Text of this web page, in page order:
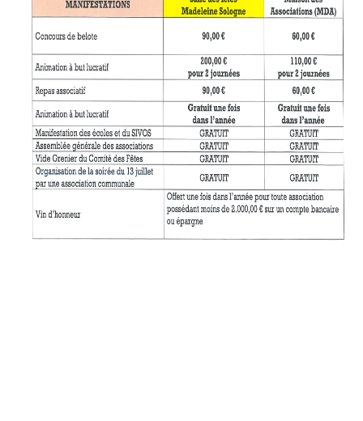
ENVIRONNEMENT & SANTÉ
MÉDIATHÈQUE
PRÉFECTURE DE LOIR ET CHER
FRANCE Services
CANTINE SCOLAIRE
ÉTABLISSEMENT SCOLAIRE